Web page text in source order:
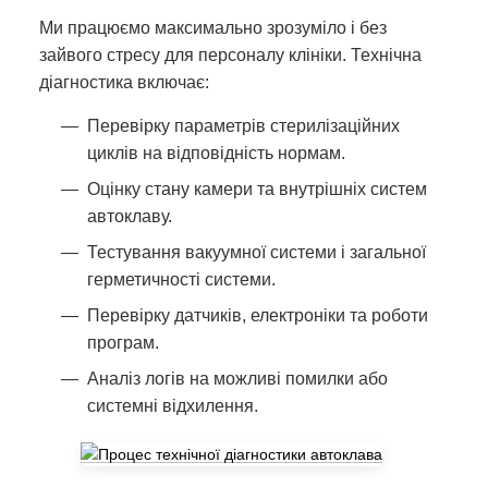
Ми працюємо максимально зрозуміло і без
зайвого стресу для персоналу клініки. Технічна
діагностика включає:
Перевірку параметрів стерилізаційних
циклів на відповідність нормам.
Оцінку стану камери та внутрішніх систем
автоклаву.
Тестування вакуумної системи і загальної
герметичності системи.
Перевірку датчиків, електроніки та роботи
програм.
Аналіз логів на можливі помилки або
системні відхилення.